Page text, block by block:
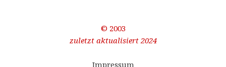
© 2003
zuletzt aktualisiert 2024
Impressum